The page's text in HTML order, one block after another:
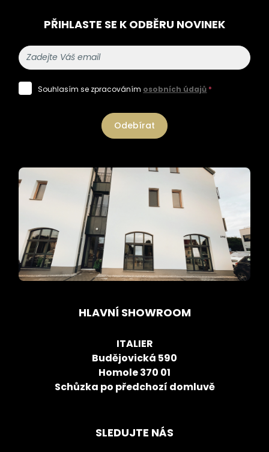
PŘIHLASTE SE K ODBĚRU NOVINEK
Souhlasím se zpracováním osobních údajů *
Odebírat
HLAVNÍ SHOWROOM
ITALIER
Budějovická 590
Homole 370 01
Schůzka po předchozí domluvě
SLEDUJTE NÁS